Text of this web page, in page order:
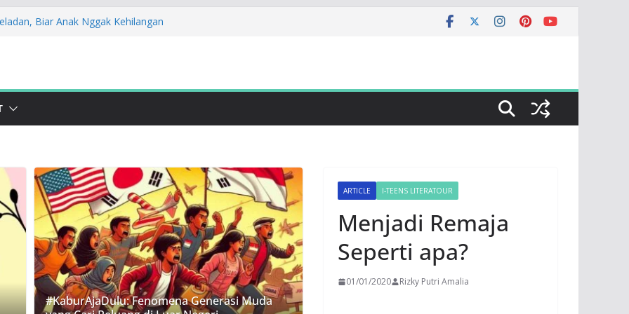
Biar Anak Nggak Kehilangan
Lawan Kekerasan Lewat Kampanye
ARTICLE I-TEENS LITERATOUR
Menjadi Remaja
Seperti apa?
01/01/2020 Rizky Putri Amalia
#KaburAjaDulu: Fenomena Generasi Muda